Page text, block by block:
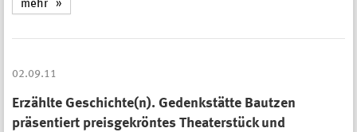
mehr
02.09.11
Erzählte Geschichte(n). Gedenkstätte Bautzen
präsentiert preisgekröntes Theaterstück und